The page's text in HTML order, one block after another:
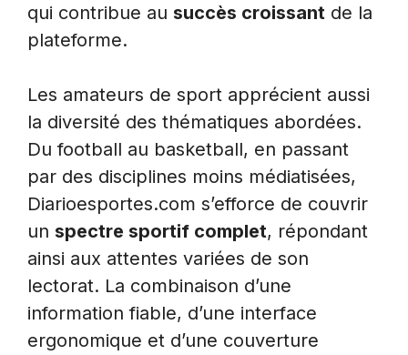
qui contribue au succès croissant de la
plateforme.
Les amateurs de sport apprécient aussi
la diversité des thématiques abordées.
Du football au basketball, en passant
par des disciplines moins médiatisées,
Diarioesportes.com s’efforce de couvrir
un spectre sportif complet, répondant
ainsi aux attentes variées de son
lectorat. La combinaison d’une
information fiable, d’une interface
ergonomique et d’une couverture